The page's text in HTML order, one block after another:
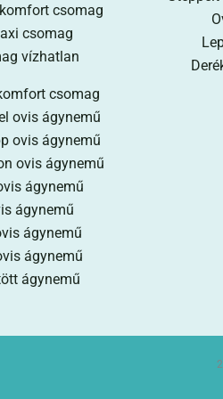
csomag
csomag
vízhatlan
csomag
ovis ágynemű
ovis ágynemű
ovis ágynemű
ágynemű
ágynemű
ágynemű
ágynemű
ágynemű